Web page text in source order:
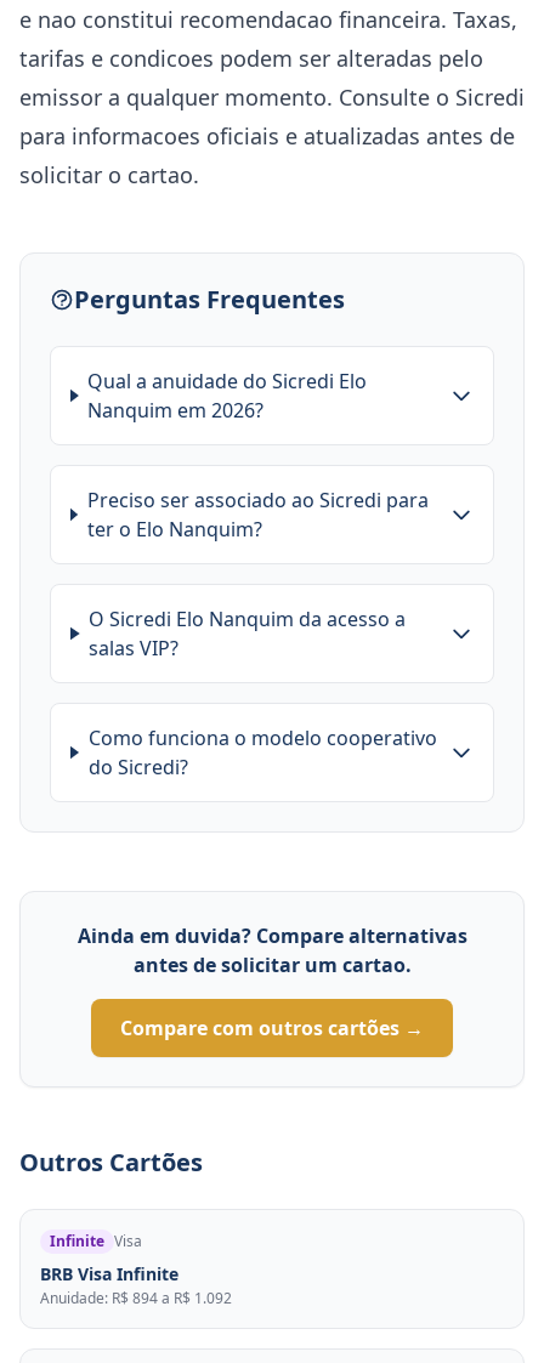
e nao constitui recomendacao financeira. Taxas,
tarifas e condicoes podem ser alteradas pelo
emissor a qualquer momento. Consulte o Sicredi
para informacoes oficiais e atualizadas antes de
solicitar o cartao.
Perguntas Frequentes
Qual a anuidade do Sicredi Elo
Nanquim em 2026?
Preciso ser associado ao Sicredi para
ter o Elo Nanquim?
O Sicredi Elo Nanquim da acesso a
salas VIP?
Como funciona o modelo cooperativo
do Sicredi?
Ainda em duvida? Compare alternativas
antes de solicitar um cartao.
Compare com outros cartões →
Outros Cartões
Infinite Visa
BRB Visa Infinite
Anuidade: R$ 894 a R$ 1.092